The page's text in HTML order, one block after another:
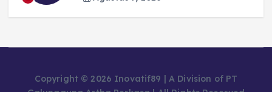
Copyright © 2026 Inovatif89 | A Division of PT